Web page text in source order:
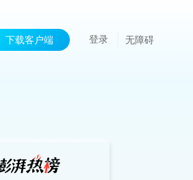
下载客户端 登录 无障碍